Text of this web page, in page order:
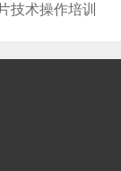
技术操作培训